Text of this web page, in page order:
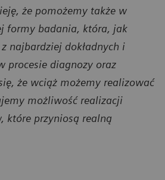
że pomożemy także w
formy badania, która, jak
najbardziej dokładnych i
procesie diagnozy oraz
że wciąż możemy realizować
możliwość realizacji
które przyniosą realną